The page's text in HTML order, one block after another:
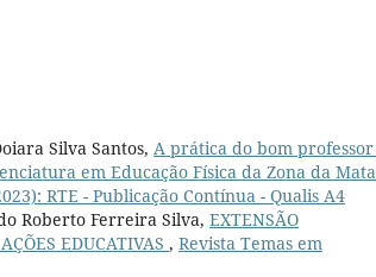
Silva Santos, A prática do bom
em Educação Física da Zona da Mata
RTE - Publicação Contínua - Qualis A4
Roberto Ferreira Silva, EXTENSÃO
EDUCATIVAS , Revista Temas em